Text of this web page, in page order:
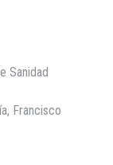
Sanidad
Francisco